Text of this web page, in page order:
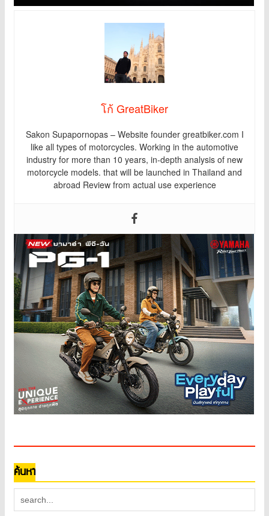
โก้ GreatBiker
Sakon Supapornopas – Website founder greatbiker.com I
like all types of motorcycles. Working in the automotive
industry for more than 10 years, in-depth analysis of new
motorcycle models. that will be launched in Thailand and
abroad Review from actual use experience
ค้นหา